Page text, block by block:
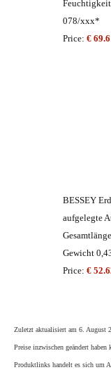
078/xxx*
Price: €
BESSEY
aufgelegte
Gewicht
Price: €
Zuletzt aktualisiert am 6. August
Preise inzwischen geändert
Produktlinks handelt es sich um